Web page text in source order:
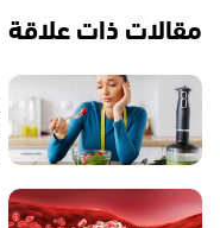
مقالات ذات علاقة